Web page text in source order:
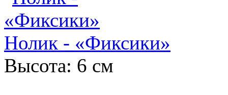
Нолик - «Фиксики»
Высота: 6 см